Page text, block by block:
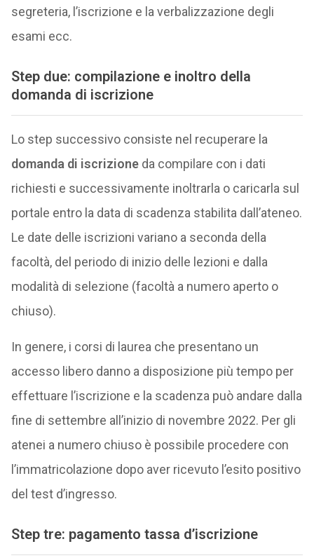
segreteria, l’iscrizione e la verbalizzazione degli
esami ecc.
Step due: compilazione e inoltro della
domanda di iscrizione
Lo step successivo consiste nel recuperare la
domanda di iscrizioneda compilare con i dati
richiesti e successivamente inoltrarla o caricarla sul
portale entro la data di scadenza stabilita dall’ateneo.
Le date delle iscrizioni variano a seconda della
facoltà, del periodo di inizio delle lezioni e dalla
modalità di selezione (facoltà a numero aperto o
chiuso).
In genere, i corsi di laurea che presentano un
accesso libero danno a disposizione più tempo per
effettuare l’iscrizione e la scadenza può andare dalla
fine di settembre all’inizio di novembre 2022. Per gli
atenei a numero chiuso è possibile procedere con
l’immatricolazione dopo aver ricevuto l’esito positivo
del test d’ingresso.
Step tre: pagamento tassa d’iscrizione